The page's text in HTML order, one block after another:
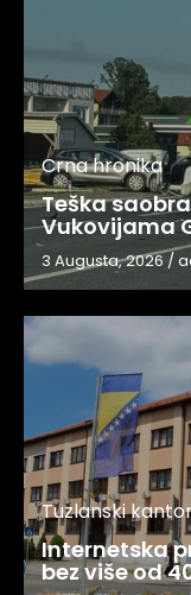
Crna hronika
Teška
Vukovijama
3 Augusta, 2026 /
Tuzlanski
Internetska
bez više od